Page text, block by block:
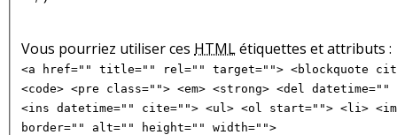
Vous pourriez utiliser ces HTMLétiquettes et attributs :
<a href="" title="" rel="" target=""> <blockquote
<code> <pre class=""> <em> <strong> <del
<ins datetime="" cite=""> <ul> <ol start=""> <li>
border="" alt="" height="" width="">